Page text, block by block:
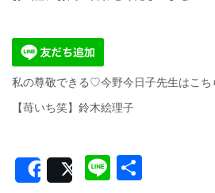
私の尊敬できる♡今野今日子先生はこ
【苺いち笑】鈴木絵理子
SharePost Line